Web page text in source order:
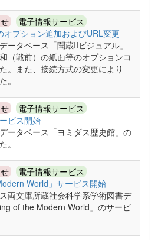
電子情報サービス
オプション追加およびURL変更
ータベース「聞蔵IIビジュアル」
（戦前）の紙面等のオプションコ
。また、接続方式の変更により
。
電子情報サービス
ビス開始
ータベース「ヨミダス歴史館」の
。
電子情報サービス
World」サービス開始
両文庫所蔵社会科学系学術図書デ
of the Modern World」のサービ